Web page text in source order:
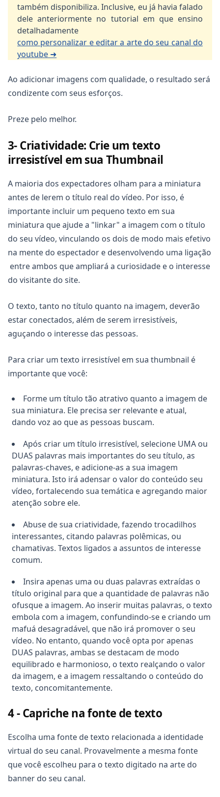
também disponibiliza. Inclusive, eu já havia falado
dele anteriormente no tutorial em que ensino
detalhadamente
como personalizar e editar a arte do seu canal do
youtube ➜
Ao adicionar imagens com qualidade, o resultado será
condizente com seus esforços.
Preze pelo melhor.
3- Criatividade: Crie um texto
irresistível em sua Thumbnail
A maioria dos expectadores olham para a miniatura
antes de lerem o título real do vídeo. Por isso, é
importante incluir um pequeno texto em sua
miniatura que ajude a "linkar" a imagem com o título
do seu vídeo, vinculando os dois de modo mais efetivo
na mente do espectador e desenvolvendo uma ligação
entre ambos que ampliará a curiosidade e o interesse
do visitante do site.
O texto, tanto no título quanto na imagem, deverão
estar conectados, além de serem irresistíveis,
aguçando o interesse das pessoas.
Para criar um texto irresistível em sua thumbnail é
importante que você:
Forme um título tão atrativo quanto a imagem de
sua miniatura. Ele precisa ser relevante e atual,
dando voz ao que as pessoas buscam.
Após criar um título irresistível, selecione UMA ou
DUAS palavras mais importantes do seu título, as
palavras-chaves, e adicione-as a sua imagem
miniatura. Isto irá adensar o valor do conteúdo seu
vídeo, fortalecendo sua temática e agregando maior
atenção sobre ele.
Abuse de sua criatividade, fazendo trocadilhos
interessantes, citando palavras polêmicas, ou
chamativas. Textos ligados a assuntos de interesse
comum.
Insira apenas uma ou duas palavras extraídas o
título original para que a quantidade de palavras não
ofusque a imagem. Ao inserir muitas palavras, o texto
embola com a imagem, confundindo-se e criando um
mafuá desagradável, que não irá promover o seu
vídeo. No entanto, quando você opta por apenas
DUAS palavras, ambas se destacam de modo
equilibrado e harmonioso, o texto realçando o valor
da imagem, e a imagem ressaltando o conteúdo do
texto, concomitantemente.
4 - Capriche na fonte de texto
Escolha uma fonte de texto relacionada a identidade
virtual do seu canal. Provavelmente a mesma fonte
que você escolheu para o texto digitado na arte do
banner do seu canal.